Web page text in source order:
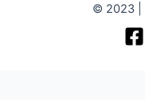
© 2023 |